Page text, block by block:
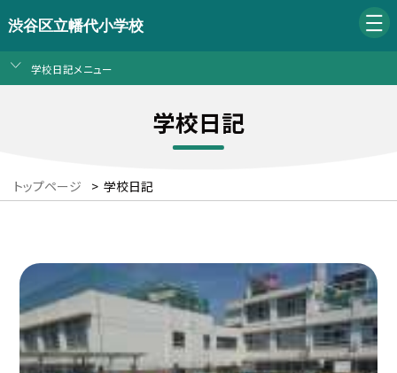
渋谷区立幡代小学校
学校日記メニュー
学校日記
トップページ > 学校日記